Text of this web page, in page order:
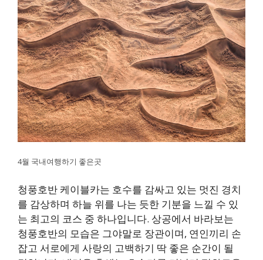
4월 국내여행하기 좋은곳
청풍호반 케이블카는 호수를 감싸고 있는 멋진 경치
를 감상하며 하늘 위를 나는 듯한 기분을 느낄 수 있
는 최고의 코스 중 하나입니다. 상공에서 바라보는
청풍호반의 모습은 그야말로 장관이며, 연인끼리 손
잡고 서로에게 사랑의 고백하기 딱 좋은 순간이 될